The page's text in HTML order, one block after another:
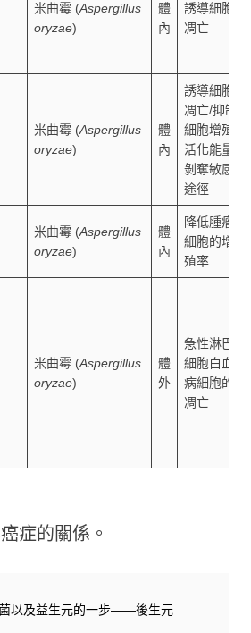
米曲霉 (Aspergillus
oryzae)
體
內
誘導細胞
凋亡
米曲霉 (Aspergillus
oryzae)
體
內
誘導細胞
凋亡/抑制
細胞增殖/
活化能量
剝奪敏感
途徑
米曲霉 (Aspergillus
oryzae)
體
內
降低腫瘤
細胞的增
殖率
米曲霉 (Aspergillus
oryzae)
體
外
急性淋巴
細胞白血
病細胞的
凋亡
症的關係。
以及益生元的一步——後生元